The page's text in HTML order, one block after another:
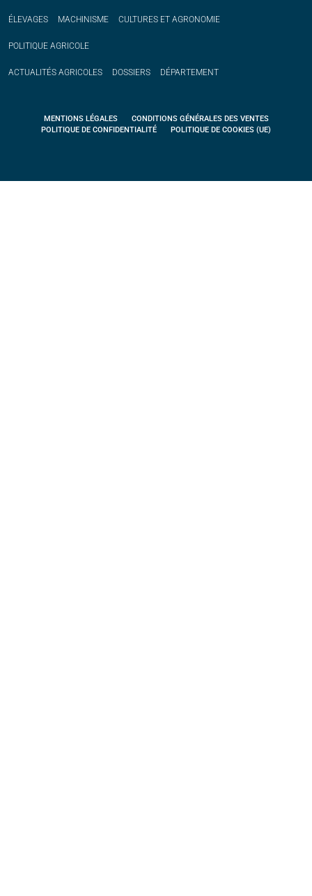
ÉLEVAGES MACHINISME CULTURES ET AGRONOMIE
POLITIQUE AGRICOLE
ACTUALITÉS AGRICOLES DOSSIERS DÉPARTEMENT
MENTIONS LÉGALES
CONDITIONS GÉNÉRALES DES VENTES
POLITIQUE DE CONFIDENTIALITÉ
POLITIQUE DE COOKIES (UE)